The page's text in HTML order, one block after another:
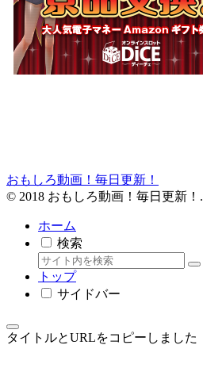
おもしろ動画！毎日更新！
© 2018 おもしろ動画！毎日更新！.
ホーム
検索
トップ
サイドバー
タイトルとURLをコピーしました